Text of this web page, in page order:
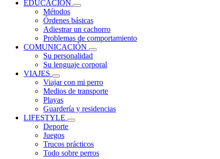
EDUCACIÓN
Métodos
Órdenes básicas
Adiestrar un cachorro
Problemas de comportamiento
COMUNICACIÓN
Su personalidad
Su lenguaje corporal
VIAJES
Viajar con mi perro
Medios de transporte
Playas
Guardería y residencias
LIFESTYLE
Deporte
Juegos
Trucos prácticos
Todo sobre perros